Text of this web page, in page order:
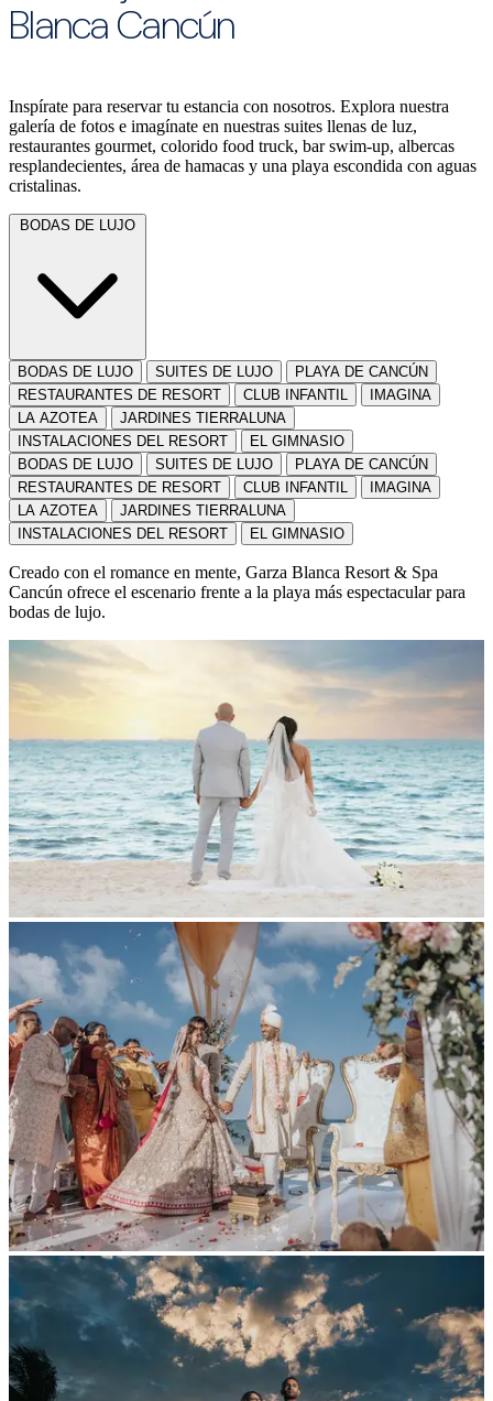
Blanca Cancún
Inspírate para reservar tu estancia con nosotros. Explora nuestra
galería de fotos e imagínate en nuestras suites llenas de luz,
restaurantes gourmet, colorido food truck, bar swim-up, albercas
resplandecientes, área de hamacas y una playa escondida con aguas
cristalinas.
BODAS DE LUJO
BODAS DE LUJO SUITES DE LUJO
PLAYA DE CANCÚN
RESTAURANTES DE RESORT
CLUB INFANTIL
IMAGINA
LA AZOTEA
JARDINES TIERRALUNA
INSTALACIONES DEL RESORT
EL GIMNASIO
BODAS DE LUJO
SUITES DE LUJO
PLAYA DE CANCÚN
RESTAURANTES DE RESORT
CLUB INFANTIL
IMAGINA
LA AZOTEA
JARDINES TIERRALUNA
INSTALACIONES DEL RESORT
EL GIMNASIO
Creado con el romance en mente, Garza Blanca Resort & Spa
Cancún ofrece el escenario frente a la playa más espectacular para
bodas de lujo.